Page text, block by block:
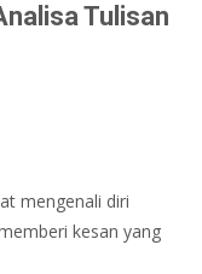
Tulisan
mengenali diri
kesan yang